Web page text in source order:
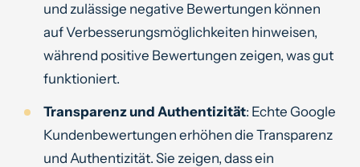
und zulässige negative Bewertungen können
auf Verbesserungsmöglichkeiten hinweisen,
während positive Bewertungen zeigen, was gut
funktioniert.
Transparenz und Authentizität: Echte Google
Kundenbewertungen erhöhen die Transparenz
und Authentizität. Sie zeigen, dass ein